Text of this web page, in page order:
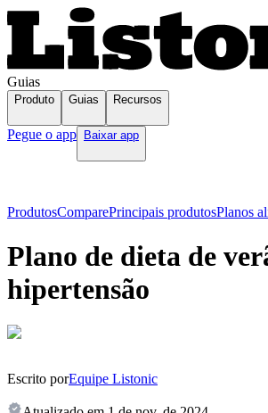
Guias
Produto Guias Recursos
Pegue o app Baixar app
ProdutosComparePrincipais produtosPlanos
Plano de dieta de
hipertensão
Escrito porEquipe Listonic